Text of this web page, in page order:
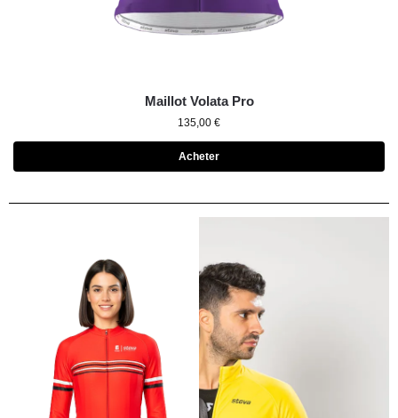
Maillot Volata Pro
135,00 €
Acheter